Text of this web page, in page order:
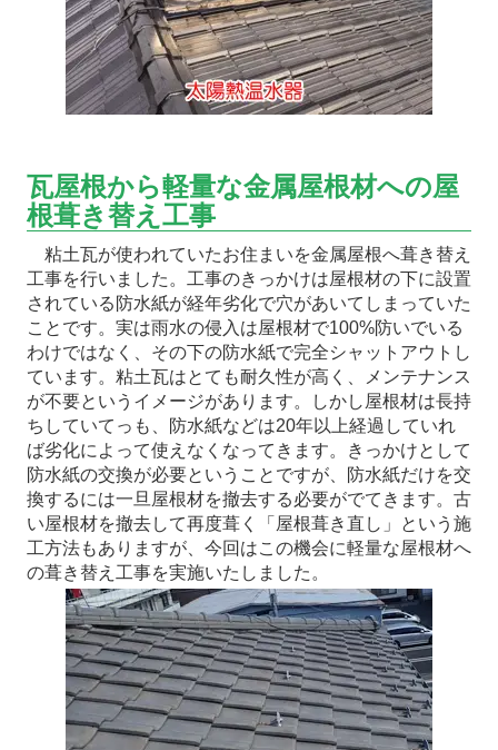
瓦屋根から軽量な金属屋根材への屋
根葺き替え工事
粘土瓦が使われていたお住まいを金属屋根へ葺き替え
工事を行いました。工事のきっかけは屋根材の下に設置
されている防水紙が経年劣化で穴があいてしまっていた
ことです。実は雨水の侵入は屋根材で100%防いでいる
わけではなく、その下の防水紙で完全シャットアウトし
ています。粘土瓦はとても耐久性が高く、メンテナンス
が不要というイメージがあります。しかし屋根材は長持
ちしていてっも、防水紙などは20年以上経過していれ
ば劣化によって使えなくなってきます。きっかけとして
防水紙の交換が必要ということですが、防水紙だけを交
換するには一旦屋根材を撤去する必要がでてきます。古
い屋根材を撤去して再度葺く「屋根葺き直し」という施
工方法もありますが、今回はこの機会に軽量な屋根材へ
の葺き替え工事を実施いたしました。